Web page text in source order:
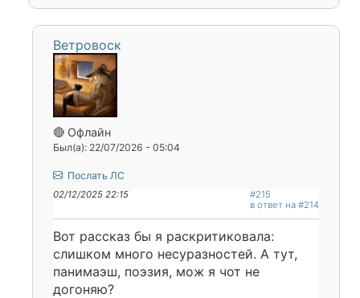
Ветровоск
🔴 Офлайн
Был(а): 22/07/2026 - 05:04
Послать ЛС
02/12/2025 22:15
#215
в ответ на #214
Вот рассказ бы я раскритиковала:
слишком много несуразностей. А тут,
панимаэш, поэзия, мож я чот не
догоняю?